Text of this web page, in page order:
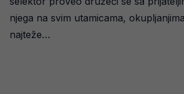
njega na svim utamicama,
najteže…